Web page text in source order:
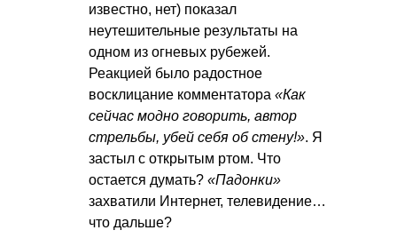
известно, нет) показал
неутешительные результаты на
одном из огневых рубежей.
Реакцией было радостное
восклицание комментатора «Как
сейчас модно говорить, автор
стрельбы, убей себя об стену!». Я
застыл с открытым ртом. Что
остается думать? «Падонки»
захватили Интернет, телевидение…
что дальше?